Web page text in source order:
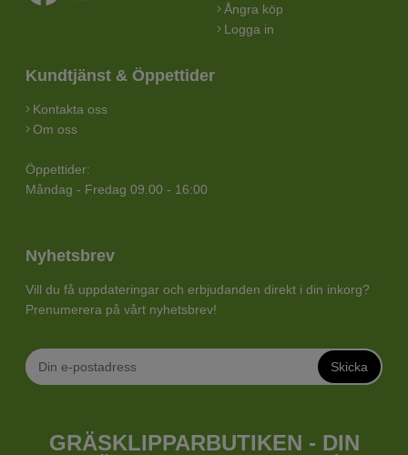
Ångra köp
Logga in
Kundtjänst & Öppettider
Kontakta oss
Om oss
Öppettider:
Måndag - Fredag 09.00 - 16:00
Nyhetsbrev
Vill du få uppdateringar och erbjudanden direkt i din inkorg?
Prenumerera på vårt nyhetsbrev!
Skicka
GRÄSKLIPPARBUTIKEN - DIN